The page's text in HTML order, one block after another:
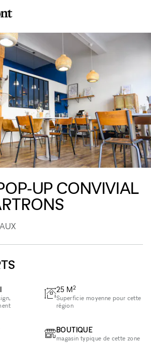
UP CONVIVIAL
25 M2
Superficie moyenne pour cette
région
BOUTIQUE
magasin typique de cette zone